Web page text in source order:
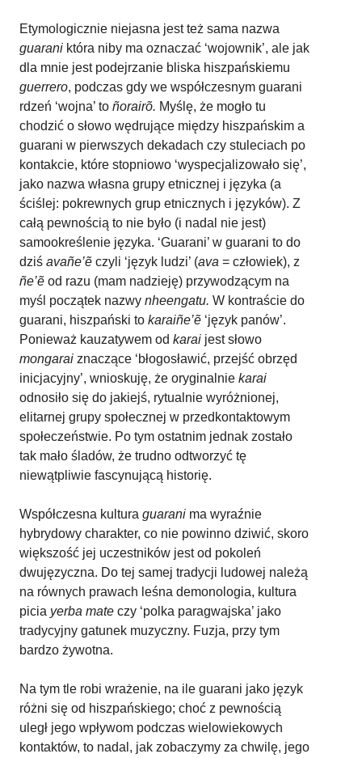
Etymologicznie niejasna jest też sama nazwa
guarani która niby ma oznaczać ‘wojownik’, ale jak
dla mnie jest podejrzanie bliska hiszpańskiemu
guerrero, podczas gdy we współczesnym guarani
rdzeń ‘wojna’ to ñorairõ. Myślę, że mogło tu
chodzić o słowo wędrujące między hiszpańskim a
guarani w pierwszych dekadach czy stuleciach po
kontakcie, które stopniowo ‘wyspecjalizowało się’,
jako nazwa własna grupy etnicznej i języka (a
ściślej: pokrewnych grup etnicznych i języków). Z
całą pewnością to nie było (i nadal nie jest)
samookreślenie języka. ‘Guarani’ w guarani to do
dziś avañe’ẽ czyli ‘język ludzi’ (ava = człowiek), z
ñe’ẽ od razu (mam nadzieję) przywodzącym na
myśl początek nazwy nheengatu. W kontraście do
guarani, hiszpański to karaiñe’ẽ ‘język panów’.
Ponieważ kauzatywem od karai jest słowo
mongarai znaczące ‘błogosławić, przejść obrzęd
inicjacyjny’, wnioskuję, że oryginalnie karai
odnosiło się do jakiejś, rytualnie wyróżnionej,
elitarnej grupy społecznej w przedkontaktowym
społeczeństwie. Po tym ostatnim jednak zostało
tak mało śladów, że trudno odtworzyć tę
niewątpliwie fascynującą historię.
Współczesna kultura guarani ma wyraźnie
hybrydowy charakter, co nie powinno dziwić, skoro
większość jej uczestników jest od pokoleń
dwujęzyczna. Do tej samej tradycji ludowej należą
na równych prawach leśna demonologia, kultura
picia yerba mate czy ‘polka paragwajska’ jako
tradycyjny gatunek muzyczny. Fuzja, przy tym
bardzo żywotna.
Na tym tle robi wrażenie, na ile guarani jako język
różni się od hiszpańskiego; choć z pewnością
uległ jego wpływom podczas wielowiekowych
kontaktów, to nadal, jak zobaczymy za chwilę, jego